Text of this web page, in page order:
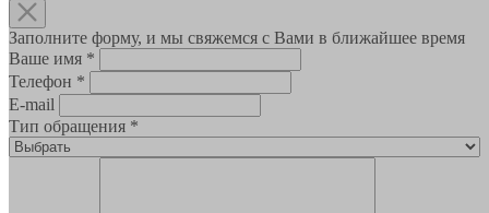
Заполните форму, и мы свяжемся с Вами в ближайшее время
Ваше имя *
Телефон *
E-mail
Тип обращения *